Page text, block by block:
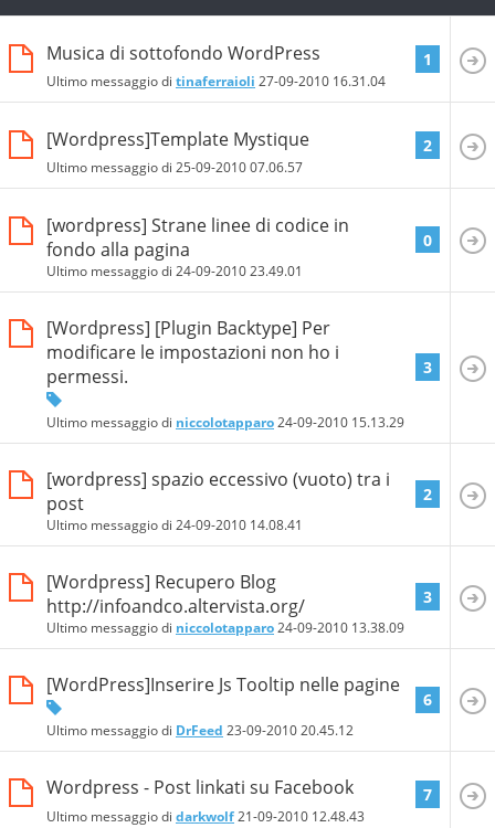
Musica di sottofondo WordPress
Ultimo messaggio di tinaferraioli 27-09-2010 16.31.04
1
[Wordpress]Template Mystique
Ultimo messaggio di 25-09-201007.06.57
2
[wordpress] Strane linee di codice in
fondo alla pagina
Ultimo messaggio di 24-09-201023.49.01
0
[Wordpress] [Plugin Backtype] Per
modificare le impostazioni non ho i
permessi.
Ultimo messaggio di niccolotapparo24-09-2010 15.13.29
3
[wordpress] spazio eccessivo (vuoto) tra i
post
Ultimo messaggio di 24-09-2010 14.08.41
2
[Wordpress] Recupero Blog
http://infoandco.altervista.org/
Ultimo messaggio di niccolotapparo24-09-2010 13.38.09
3
[WordPress]Inserire Js Tooltip nelle pagine
Ultimo messaggio di DrFeed 23-09-201020.45.12
6
Wordpress - Post linkati su Facebook
Ultimo messaggio di darkwolf21-09-2010 12.48.43
7